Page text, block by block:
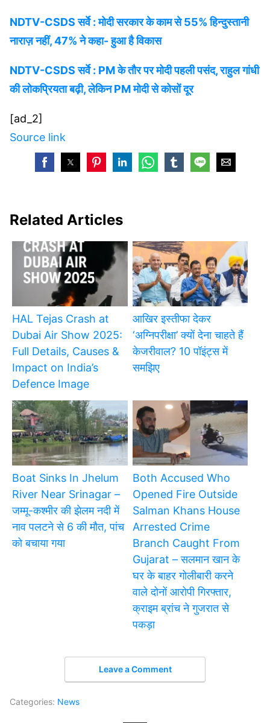
NDTV-CSDS सर्वे : मोदी सरकार के काम से 55% हिन्दुस्तानी
नाराज़ नहीं, 47% ने कहा- हुआ है विकास
NDTV-CSDS सर्वे : PM के तौर पर मोदी पहली पसंद, राहुल गांधी
की लोकप्रियता बढ़ी, लेकिन PM मोदी से कोसों दूर
[ad_2]
Source link
Related Articles
HAL Tejas Crash at
Dubai Air Show 2025:
Full Details, Causes &
Impact on India’s
Defence Image
आखिर इस्तीफा देकर
‘अग्निपरीक्षा’ क्यों देना चाहते हैं
केजरीवाल? 10 पॉइंट्स में
समझिए
Boat Sinks In Jhelum
River Near Srinagar –
जम्मू-कश्मीर की झेलम नदी में
नाव पलटने से 6 की मौत, पांच
को बचाया गया
Both Accused Who
Opened Fire Outside
Salman Khans House
Arrested Crime
Branch Caught From
Gujarat – सलमान खान के
घर के बाहर गोलीबारी करने
वाले दोनों आरोपी गिरफ्तार,
क्राइम ब्रांच ने गुजरात से
पकड़ा
Leave a Comment
Categories: News